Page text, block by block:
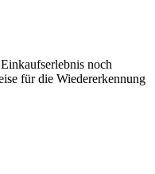
noch
für die Wiedererkennung